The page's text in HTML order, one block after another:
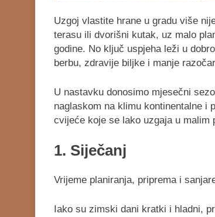
Uzgoj vlastite hrane u gradu više
terasu ili dvorišni kutak, uz malo
godine. No ključ uspjeha leži u
berbu, zdravije biljke i manje
U nastavku donosimo mjesečni
naglaskom na klimu kontinentalne
cvijeće koje se lako uzgaja u malim
1. Siječanj
Vrijeme planiranja, priprema i
Iako su zimski dani kratki i hladni,